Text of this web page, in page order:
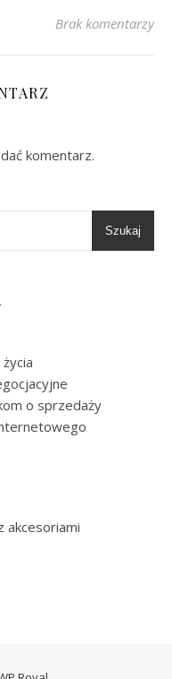
Brak komentarzy
komentarz.
Szukaj
o sprzedaży
akcesoriami